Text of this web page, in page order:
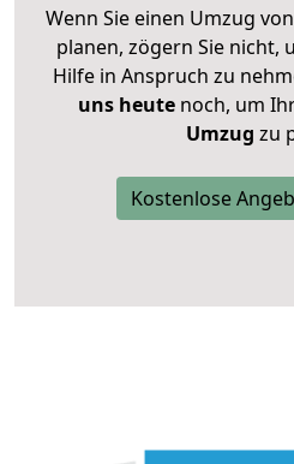
Wenn Sie einen Umzug
planen, zögern Sie nicht,
Hilfe in Anspruch zu
uns heutenoch, um
Umzug zu
Kostenlose